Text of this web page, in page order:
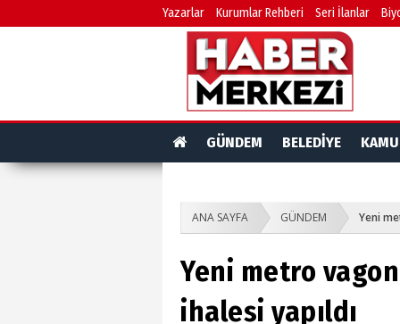
Yazarlar Kurumlar Rehberi Seri İlanlar
GÜNDEM BELEDİYE KAMU
ANA SAYFA GÜNDEM ​Yeni
​Yeni metro
ihalesi yapıldı